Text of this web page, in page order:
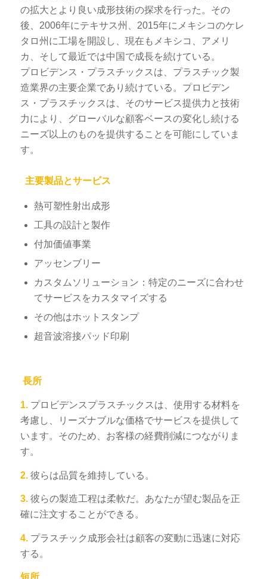
の拡大とより良い成形技術の探求を行った。その
後、2006年にテキサス州、2015年にメキシコのケレ
タロ州に工場を開設し、現在もメキシコ、アメリ
カ、そして最近では中国で成長を続けている。
プロビデンス・プラスチックスは、プラスチック製
造業界の主要企業であり続けている。プロビデン
ス・プラスチックスは、そのサービス提供力と技術
力により、グローバルな顧客ベースの変化し続ける
ニーズ以上のものを提供することを可能にしていま
す。
主要製品とサービス
熱可塑性射出成形
工具の設計と製作
付加価値事業
アッセンブリー
カスタムソリューション：特定のニーズに合わせ
てサービスをカスタマイズする
その他はホットスタンプ
超音波溶接パッド印刷
長所
1.プロビデンスプラスチックスは、使用する材料を
考慮し、リーズナブルな価格でサービスを提供して
います。そのため、お客様の経費削減につながりま
す。
2.彼らは品質を維持している。
3.彼らの製造工程は柔軟だ。あなたが望む製品を正
確に注文することができる。
4.プラスチック成形会社は顧客の変動に迅速に対応
する。
NB
EL
SV
HU
ES_MX